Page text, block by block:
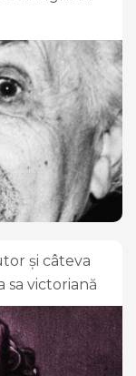
și câteva
sa victoriană